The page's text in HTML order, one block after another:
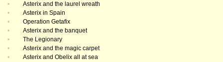
•
Asterix and the laurel wreath
•
Asterix in Spain
•
Operation Getafix
•
Asterix and the banquet
•
The Legionary
•
Asterix and the magic carpet
•
Asterix and Obelix all at sea